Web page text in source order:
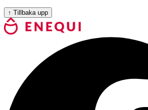
↑ Tillbaka upp